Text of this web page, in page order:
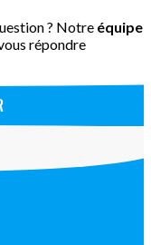
? Notre équipe
répondre